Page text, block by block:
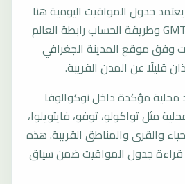
جدول المواقيت اليومية هنا
على التوقيت المحلي GMT+13 وطريقة الحساب رابطة العالم
وفق موقع المدينة الجغرافي
قليلًا عن المدن القريبة.
محلية مؤكدة داخل نوكوالوفا
مثل تواكولو، توفو، فايتويلوا،
والقرى والمناطق القريبة. هذه
قراءة جدول المواقيت ضمن سياق